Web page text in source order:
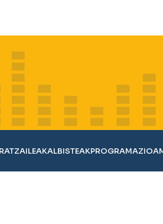
ALBISTEAKPROGRAMAZIOA